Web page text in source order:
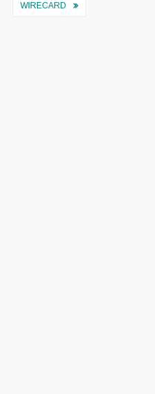
WIRECARD